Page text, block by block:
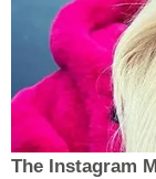
The Instagram